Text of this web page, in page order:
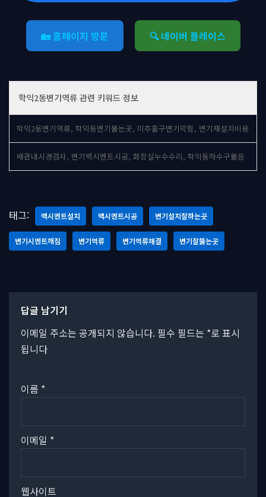
🏡 홈페이지 방문 🔍 네이버 플레이스
학익2동변기역류 관련 키워드 정보
학익2동변기역류, 학익동변기뚫는곳, 미추홀구변기막힘, 변기재설치비용
배관내시경검사, 변기백시멘트시공, 화장실누수수리, 학익동하수구뚫음
태그: 백시멘트설치 백시멘트시공 변기설치잘하는곳
변기시멘트깨짐 변기역류 변기역류해결 변기잘뚫는곳
답글 남기기
이메일 주소는 공개되지 않습니다. 필수 필드는 *로 표시
됩니다
이름 *
이메일 *
웹사이트